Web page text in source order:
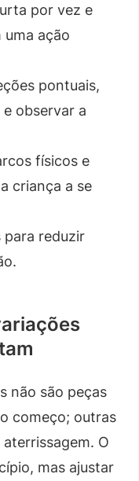
por vez e
ação
pontuais,
observar a
físicos e
criança a se
para reduzir
não são peças
começo; outras
O
mas ajustar